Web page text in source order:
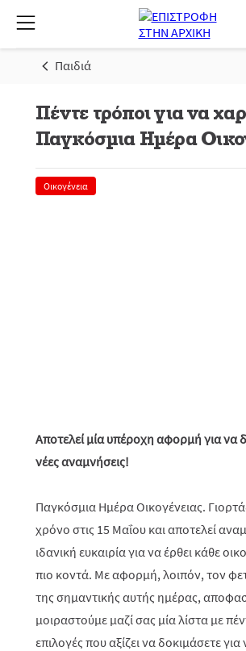
Παιδιά
Πέντε τρόποι για να
Παγκόσμια Ημέρα
Οικογένεια
Αποτελεί μία υπέροχη αφορμή για να
νέες αναμνήσεις!
Παγκόσμια Ημέρα Οικογένειας.
χρόνο στις 15 Μαΐου και αποτελεί
ιδανική ευκαιρία για να έρθει κάθε
πιο κοντά. Με αφορμή, λοιπόν, τον
της σημαντικής αυτής ημέρας,
μοιραστούμε μαζί σας μία λίστα με
επιλογές που αξίζει να δοκιμάσετε για